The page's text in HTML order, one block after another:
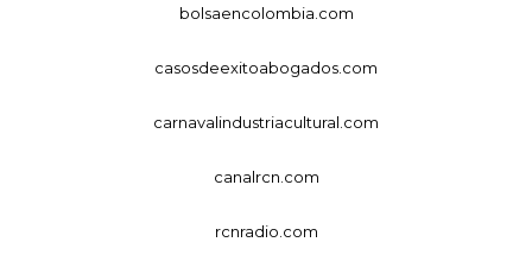
bolsaencolombia.com
casosdeexitoabogados.com
carnavalindustriacultural.com
canalrcn.com
rcnradio.com